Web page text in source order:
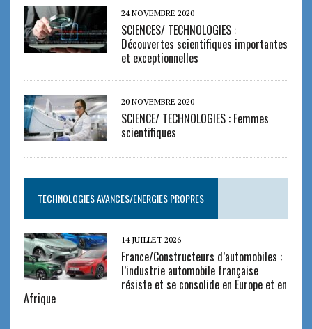
24 NOVEMBRE 2020
SCIENCES/ TECHNOLOGIES :
Découvertes scientifiques importantes
et exceptionnelles
20 NOVEMBRE 2020
SCIENCE/ TECHNOLOGIES : Femmes
scientifiques
TECHNOLOGIES AVANCES/ENERGIES PROPRES
14 JUILLET 2026
France/Constructeurs d’automobiles :
l’industrie automobile française
résiste et se consolide en Europe et en
Afrique